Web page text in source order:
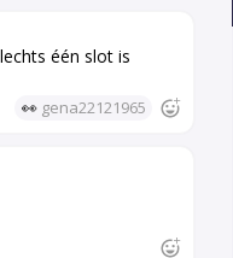
één slot is
👀 gena22121965